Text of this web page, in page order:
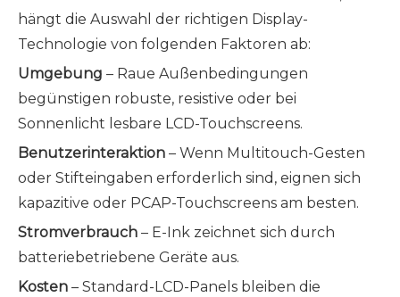
hängt die Auswahl der richtigen Display-
Technologie von folgenden Faktoren ab:
Umgebung – Raue Außenbedingungen
begünstigen robuste, resistive oder bei
Sonnenlicht lesbare LCD-Touchscreens.
Benutzerinteraktion – Wenn Multitouch-Gesten
oder Stifteingaben erforderlich sind, eignen sich
kapazitive oder PCAP-Touchscreens am besten.
Stromverbrauch – E-Ink zeichnet sich durch
batteriebetriebene Geräte aus.
Kosten – Standard-LCD-Panels bleiben die